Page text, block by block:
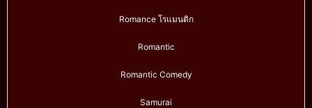
Romance โรแมนติก
Romantic
Romantic Comedy
Samurai